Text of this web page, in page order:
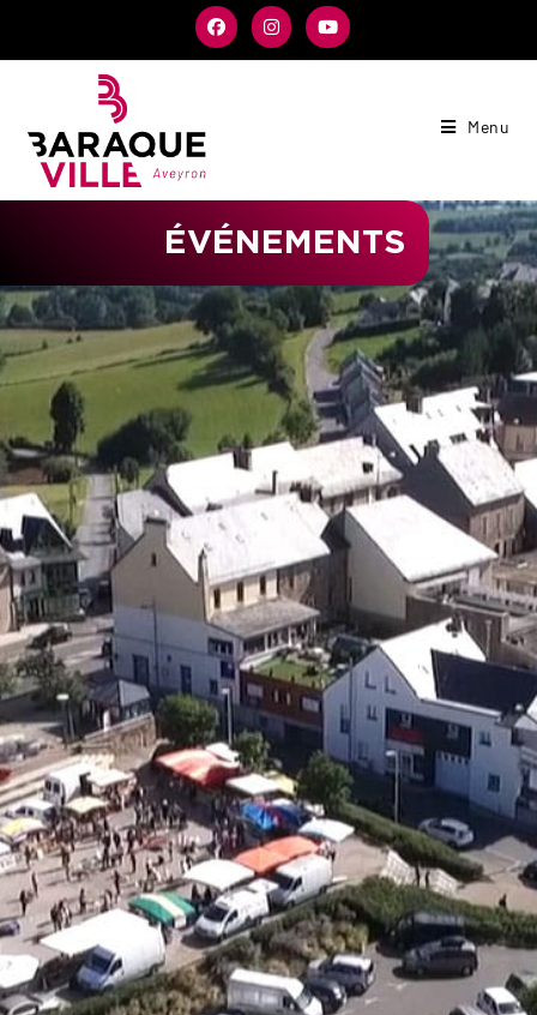
Menu
ÉVÉNEMENTS